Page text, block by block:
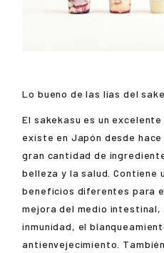
Lo bueno de las lías del
El sakekasu es un
existe en Japón desde
gran cantidad de
belleza y la salud. Contiene
beneficios diferentes para
mejora del medio intestinal,
inmunidad, el
antienvejecimiento.